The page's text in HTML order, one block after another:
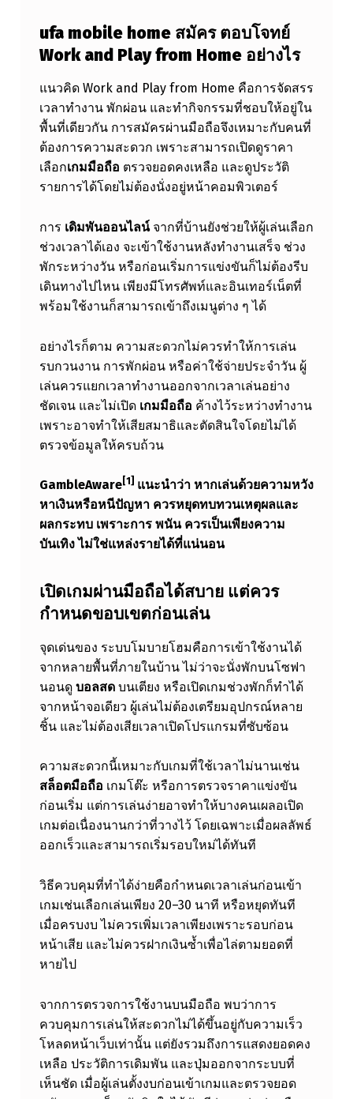
M
E
ส
มั
ค
ร
เ
ม
พั
น
อ
อ
น
ไ
ล
น์
า
ก
ที่
า
น
เ
ป
ลี่
ย
มื
อ
ถื
อ
ห้
เ
ป็
น
เ
ค
รื่
อ
ufa mobile home สมัครตอบโจทย์
Work and Play from Home อย่างไร
แนวคิด Work and Play from Home คือการจัดสรร
เวลาทำงาน พักผ่อน และทำกิจกรรมที่ชอบให้อยู่ใน
พื้นที่เดียวกัน การสมัครผ่านมือถือจึงเหมาะกับคนที่
ต้องการความสะดวก เพราะสามารถเปิดดูราคา
เลือกเกมมือถือ ตรวจยอดคงเหลือ และดูประวัติ
รายการได้โดยไม่ต้องนั่งอยู่หน้าคอมพิวเตอร์
การ เดิมพันออนไลน์จากที่บ้านยังช่วยให้ผู้เล่นเลือก
ช่วงเวลาได้เอง จะเข้าใช้งานหลังทำงานเสร็จ ช่วง
พักระหว่างวัน หรือก่อนเริ่มการแข่งขันก็ไม่ต้องรีบ
เดินทางไปไหน เพียงมีโทรศัพท์และอินเทอร์เน็ตที่
พร้อมใช้งานก็สามารถเข้าถึงเมนูต่าง ๆ ได้
อย่างไรก็ตาม ความสะดวกไม่ควรทำให้การเล่น
รบกวนงาน การพักผ่อน หรือค่าใช้จ่ายประจำวัน ผู้
เล่นควรแยกเวลาทำงานออกจากเวลาเล่นอย่าง
ชัดเจน และไม่เปิด เกมมือถือ ค้างไว้ระหว่างทำงาน
เพราะอาจทำให้เสียสมาธิและตัดสินใจโดยไม่ได้
ตรวจข้อมูลให้ครบถ้วน
GambleAware[1]แนะนำว่า หากเล่นด้วยความหวัง
หาเงินหรือหนีปัญหา ควรหยุดทบทวนเหตุผลและ
ผลกระทบ เพราะการ พนัน ควรเป็นเพียงความ
บันเทิง ไม่ใช่แหล่งรายได้ที่แน่นอน
เปิดเกมผ่านมือถือได้สบาย แต่ควร
กำหนดขอบเขตก่อนเล่น
จุดเด่นของ ระบบโมบายโฮมคือการเข้าใช้งานได้
จากหลายพื้นที่ภายในบ้าน ไม่ว่าจะนั่งพักบนโซฟา
นอนดู บอลสดบนเตียง หรือเปิดเกมช่วงพักก็ทำได้
จากหน้าจอเดียว ผู้เล่นไม่ต้องเตรียมอุปกรณ์หลาย
ชิ้น และไม่ต้องเสียเวลาเปิดโปรแกรมที่ซับซ้อน
ความสะดวกนี้เหมาะกับเกมที่ใช้เวลาไม่นานเช่น
สล็อตมือถือ เกมโต๊ะ หรือการตรวจราคาแข่งขัน
ก่อนเริ่ม แต่การเล่นง่ายอาจทำให้บางคนเผลอเปิด
เกมต่อเนื่องนานกว่าที่วางไว้ โดยเฉพาะเมื่อผลลัพธ์
ออกเร็วและสามารถเริ่มรอบใหม่ได้ทันที
วิธีควบคุมที่ทำได้ง่ายคือกำหนดเวลาเล่นก่อนเข้า
เกมเช่นเลือกเล่นเพียง 20–30 นาที หรือหยุดทันที
เมื่อครบงบ ไม่ควรเพิ่มเวลาเพียงเพราะรอบก่อน
หน้าเสีย และไม่ควรฝากเงินซ้ำเพื่อไล่ตามยอดที่
หายไป
จากการตรวจการใช้งานบนมือถือ พบว่าการ
ควบคุมการเล่นให้สะดวกไม่ได้ขึ้นอยู่กับความเร็ว
โหลดหน้าเว็บเท่านั้น แต่ยังรวมถึงการแสดงยอดคง
เหลือ ประวัติการเดิมพัน และปุ่มออกจากระบบที่
เห็นชัด เมื่อผู้เล่นตั้งงบก่อนเข้าเกมและตรวจยอด